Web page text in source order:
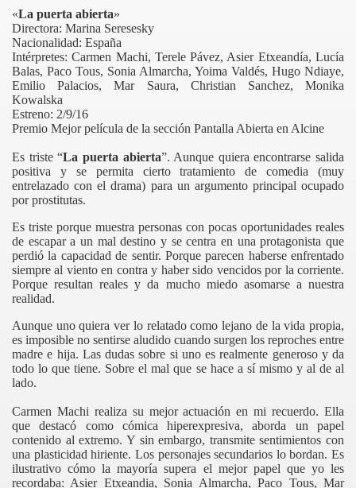
«La puerta abierta»
Directora: Marina Seresesky
Nacionalidad: España
Intérpretes: Carmen Machi, Terele Pávez, Asier Etxeandía, Lucía
Balas, Paco Tous, Sonia Almarcha, Yoima Valdés, Hugo Ndiaye,
Emilio Palacios, Mar Saura, Christian Sanchez, Monika
Kowalska
Estreno: 2/9/16
Premio Mejor película de la sección Pantalla Abierta en Alcine
Es triste “La puerta abierta”. Aunque quiera encontrarse salida
positiva y se permita cierto tratamiento de comedia (muy
entrelazado con el drama) para un argumento principal ocupado
por prostitutas.
Es triste porque muestra personas con pocas oportunidades reales
de escapar a un mal destino y se centra en una protagonista que
perdió la capacidad de sentir. Porque parecen haberse enfrentado
siempre al viento en contra y haber sido vencidos por la corriente.
Porque resultan reales y da mucho miedo asomarse a nuestra
realidad.
Aunque uno quiera ver lo relatado como lejano de la vida propia,
es imposible no sentirse aludido cuando surgen los reproches entre
madre e hija. Las dudas sobre si uno es realmente generoso y da
todo lo que tiene. Sobre el mal que se hace a sí mismo y al de al
lado.
Carmen Machi realiza su mejor actuación en mi recuerdo. Ella
que destacó como cómica hiperexpresiva, aborda un papel
contenido al extremo. Y sin embargo, transmite sentimientos con
una plasticidad hiriente. Los personajes secundarios lo bordan. Es
ilustrativo cómo la mayoría supera el mejor papel que yo les
recordaba: Asier Etxeandia, Sonia Almarcha, Paco Tous, Mar